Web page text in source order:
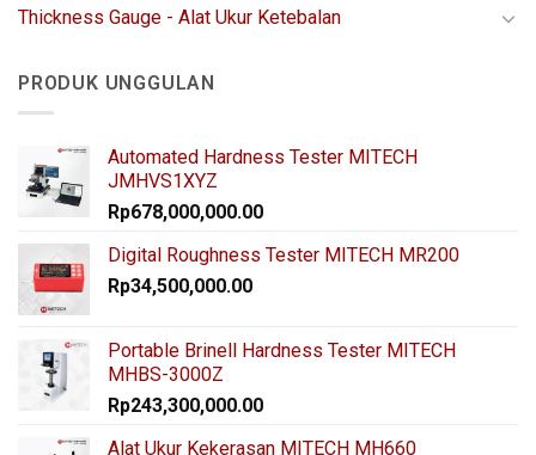
Thickness Gauge - Alat Ukur Ketebalan
PRODUK UNGGULAN
Automated Hardness Tester MITECH
JMHVS1XYZ
Rp678,000,000.00
Digital Roughness Tester MITECH MR200
Rp34,500,000.00
Portable Brinell Hardness Tester MITECH
MHBS-3000Z
Rp243,300,000.00
Alat Ukur Kekerasan MITECH MH660